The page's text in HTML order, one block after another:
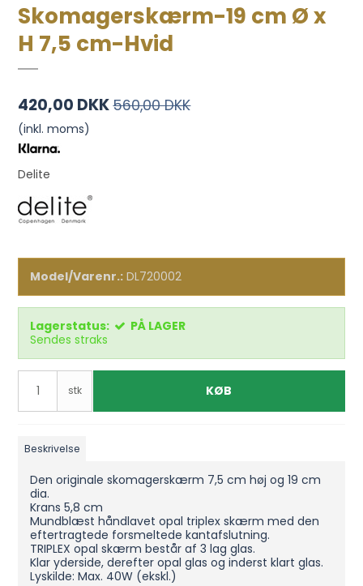
Skomagerskærm-19 cm Ø x
H 7,5 cm-Hvid
420,00 DKK560,00 DKK
(inkl. moms)
Delite
Model/Varenr.: DL720002
Lagerstatus:
PÅ LAGER
Sendes straks
stk KØB
Beskrivelse
Den originale skomagerskærm 7,5 cm høj og 19 cm
dia.
Krans 5,8 cm
Mundblæst håndlavet opal triplex skærm med den
eftertragtede forsmeltede kantafslutning.
TRIPLEX opal skærm består af 3 lag glas.
Klar yderside, derefter opal glas og inderst klart glas.
Lyskilde: Max. 40W (ekskl.)